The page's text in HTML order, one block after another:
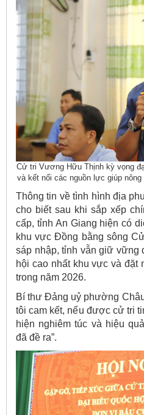
Cử tri Vương Hữu Thịnh kỳ vọng
và kết nối các nguồn lực giúp
Thông tin về tình hình địa
cho biết sau khi sắp xếp
cấp, tỉnh An Giang hiện có
khu vực Đồng bằng sông
sáp nhập, tỉnh vẫn giữ vững
hội cao nhất khu vực và đặt
trong năm 2026.
Bí thư Đảng uỷ phường
tôi cam kết, nếu được cử tri
hiện nghiêm túc và hiệu
đã đề ra”.